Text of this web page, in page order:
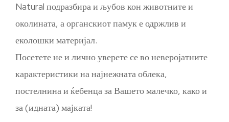
Natural подразбира и љубов кон животните и
околината, а органскиот памук е одржлив и
еколошки материјал.
Посетете не и лично уверете се во неверојатните
карактеристики на најнежната облека,
постелнина и ќебенца за Вашето малечко, како и
за (идната) мајката!